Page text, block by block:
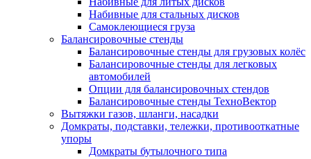
Набивные для стальных дисков
Самоклеющиеся груза
Балансировочные стенды
Балансировочные стенды для грузовых колёс
Балансировочные стенды для легковых
автомобилей
Опции для балансировочных стендов
Балансировочные стенды ТехноВектор
Вытяжки газов, шланги, насадки
Домкраты, подставки, тележки, противооткатные
упоры
Домкраты бутылочного типа